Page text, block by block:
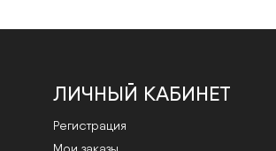
ЛИЧНЫЙ КАБИНЕТ
Регистрация